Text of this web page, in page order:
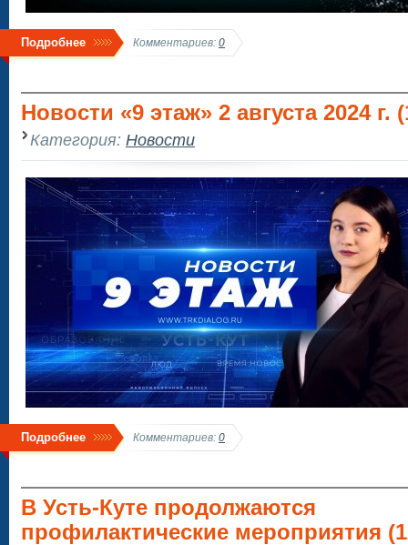
Подробнее Комментариев: 0
Новости «9 этаж» 2 августа 2024 г.
Категория: Новости
Подробнее Комментариев: 0
В Усть-Куте продолжаются
профилактические мероприятия